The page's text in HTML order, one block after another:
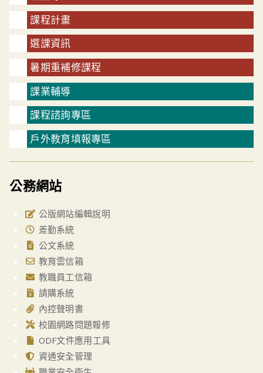
課程計畫
選課資訊
暑期重補修課程
課業輔導
課程諮詢專區
戶外教育填報專區
公務網站
公版網站編輯說明
差勤系統
公文系統
教育雲信箱
教職員工信箱
請購系統
內控聲明書
校園網路問題報修
ODF文件應用工具
資通安全管理